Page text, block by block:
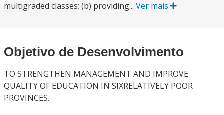
multigraded classes; (b) providing... Ver mais
Objetivo de Desenvolvimento
TO STRENGTHEN MANAGEMENT AND IMPROVE
QUALITY OF EDUCATION IN SIXRELATIVELY POOR
PROVINCES.